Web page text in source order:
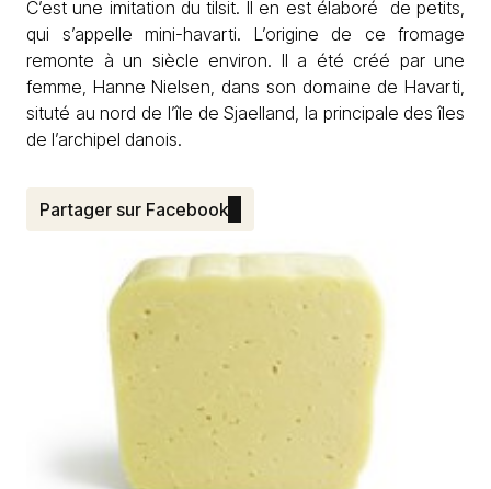
C’est une imitation du tilsit. Il en est élaboré de petits,
qui s’appelle mini-havarti. L’origine de ce fromage
remonte à un siècle environ. Il a été créé par une
femme, Hanne Nielsen, dans son domaine de Havarti,
situté au nord de l’île de Sjaelland, la principale des îles
de l’archipel danois.
Partager sur Facebook